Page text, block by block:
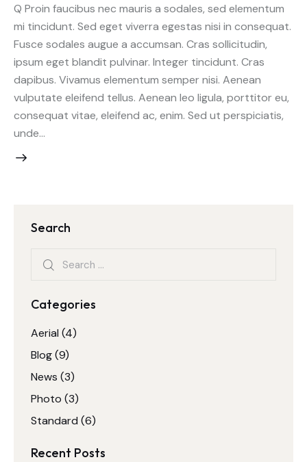
Q Proin faucibus nec mauris a sodales, sed elementum
mi tincidunt. Sed eget viverra egestas nisi in consequat.
Fusce sodales augue a accumsan. Cras sollicitudin,
ipsum eget blandit pulvinar. Integer tincidunt. Cras
dapibus. Vivamus elementum semper nisi. Aenean
vulputate eleifend tellus. Aenean leo ligula, porttitor eu,
consequat vitae, eleifend ac, enim. Sed ut perspiciatis,
unde…
Search
Categories
Aerial (4)
Blog(9)
News (3)
Photo (3)
Standard (6)
Recent Posts